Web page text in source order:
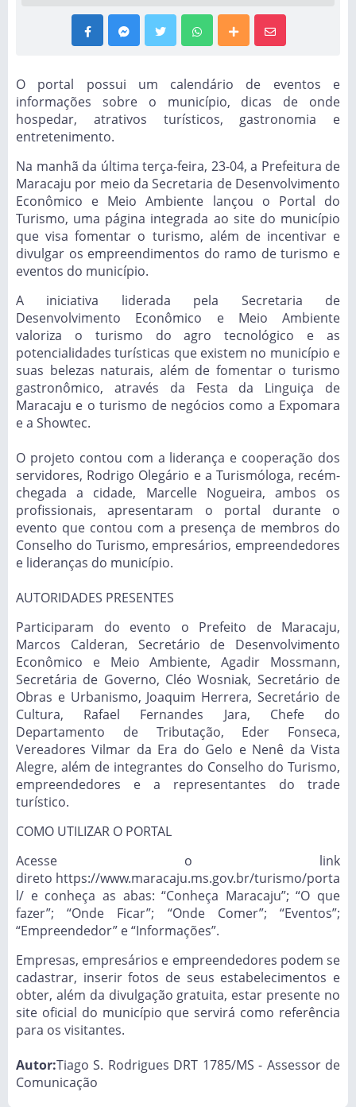
O portal possui um calendário de eventos e
informações sobre o município, dicas de onde
hospedar, atrativos turísticos, gastronomia e
entretenimento.
Na manhã da última terça-feira, 23-04, a Prefeitura de
Maracaju por meio da Secretaria de Desenvolvimento
Econômico e Meio Ambiente lançou o Portal do
Turismo, uma página integrada ao site do município
que visa fomentar o turismo, além de incentivar e
divulgar os empreendimentos do ramo de turismo e
eventos do município.
A iniciativa liderada pela Secretaria de
Desenvolvimento Econômico e Meio Ambiente
valoriza o turismo do agro tecnológico e as
potencialidades turísticas que existem no município e
suas belezas naturais, além de fomentar o turismo
gastronômico, através da Festa da Linguiça de
Maracaju e o turismo de negócios como a Expomara
e a Showtec.
O projeto contou com a liderança e cooperação dos
servidores, Rodrigo Olegário e a Turismóloga, recém-
chegada a cidade, Marcelle Nogueira, ambos os
profissionais, apresentaram o portal durante o
evento que contou com a presença de membros do
Conselho do Turismo, empresários, empreendedores
e lideranças do município.
AUTORIDADES PRESENTES
Participaram do evento o Prefeito de Maracaju,
Marcos Calderan, Secretário de Desenvolvimento
Econômico e Meio Ambiente, Agadir Mossmann,
Secretária de Governo, Cléo Wosniak, Secretário de
Obras e Urbanismo, Joaquim Herrera, Secretário de
Cultura, Rafael Fernandes Jara, Chefe do
Departamento de Tributação, Eder Fonseca,
Vereadores Vilmar da Era do Gelo e Nenê da Vista
Alegre, além de integrantes do Conselho do Turismo,
empreendedores e a representantes do trade
turístico.
COMO UTILIZAR O PORTAL
Acesse o link
direto https://www.maracaju.ms.gov.br/turismo/porta
l/ e conheça as abas: “Conheça Maracaju”; “O que
fazer”; “Onde Ficar”; “Onde Comer”; “Eventos”;
“Empreendedor” e “Informações”.
Empresas, empresários e empreendedores podem se
cadastrar, inserir fotos de seus estabelecimentos e
obter, além da divulgação gratuita, estar presente no
site oficial do município que servirá como referência
para os visitantes.
Autor:Tiago S. Rodrigues DRT 1785/MS - Assessor de
Comunicação